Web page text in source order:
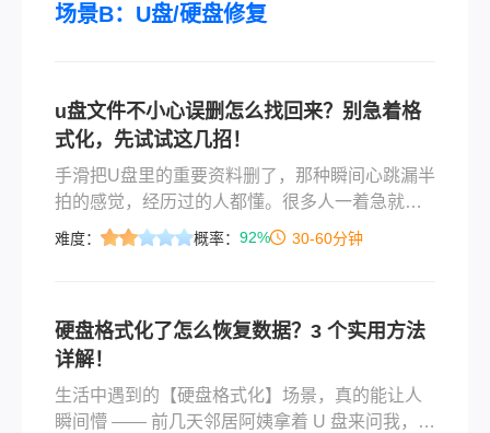
要删完之后没有往那个盘里存新东西，恢复的概
场景B：U盘/硬盘修复
u盘文件不小心误删怎么找回来？别急着格
式化，先试试这几招！
手滑把U盘里的重要资料删了，那种瞬间心跳漏半
拍的感觉，经历过的人都懂。很多人一着急就到
处搜u盘文件不小心误删怎么找回来，结果病急乱
手段梳理一遍。内容覆盖误删、格式化、提示需
要格式化、分区丢失及物理损坏等常见情况。
难度： 概率： 92% 30-60分钟
硬盘格式化了怎么恢复数据？3 个实用方法
详解！
生活中遇到的【硬盘格式化】场景，真的能让人
瞬间懵 —— 前几天邻居阿姨拿着 U 盘来问我，说